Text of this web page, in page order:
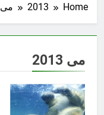
Home
2013 می
می 2013